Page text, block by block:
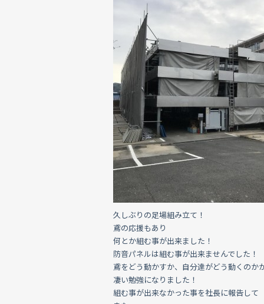
久しぶりの足場組み立て！
鳶の応援もあり
何とか組む事が出来ました！
防音パネルは組む事が出来ませんでした！
鳶をどう動かすか、自分達がどう動くのか
凄い勉強になりました！
組む事が出来なかった事を社長に報告して